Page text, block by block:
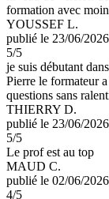
formation avec
YOUSSEF L.
publié le 23/06/2026
5/5
je suis débutant
Pierre le formateur
questions sans
THIERRY D.
publié le 23/06/2026
5/5
Le prof est au top
MAUD C.
publié le 02/06/2026
4/5